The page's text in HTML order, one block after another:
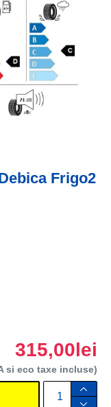
Frigo2
315,00lei
si eco taxe incluse)